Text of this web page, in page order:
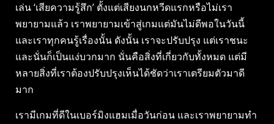
เล่น ‘เสียความรู้สึก’ ตั้งแต่เสียงนกหวีดแรกหรือไม่เรา
พยายามแล้ว เราพยายามเข้าสู่เกมแต่มันไม่ดีพอในวันนี้
และเราทุกคนรู้เรื่องนั้น ดังนั้น เราจะปรับปรุง แต่เราชนะ
และนั่นก็เป็นแง่บวกมาก นั่นคือสิ่งที่เกี่ยวกับทั้งหมด แต่มี
หลายสิ่งที่เราต้องปรับปรุงเห็นได้ชัดว่าเราเตรียมตัวมาดี
มาก
เรามีเกมที่ดีในเบอร์มิงแฮมเมื่อวันก่อน และเราพยายามทำ